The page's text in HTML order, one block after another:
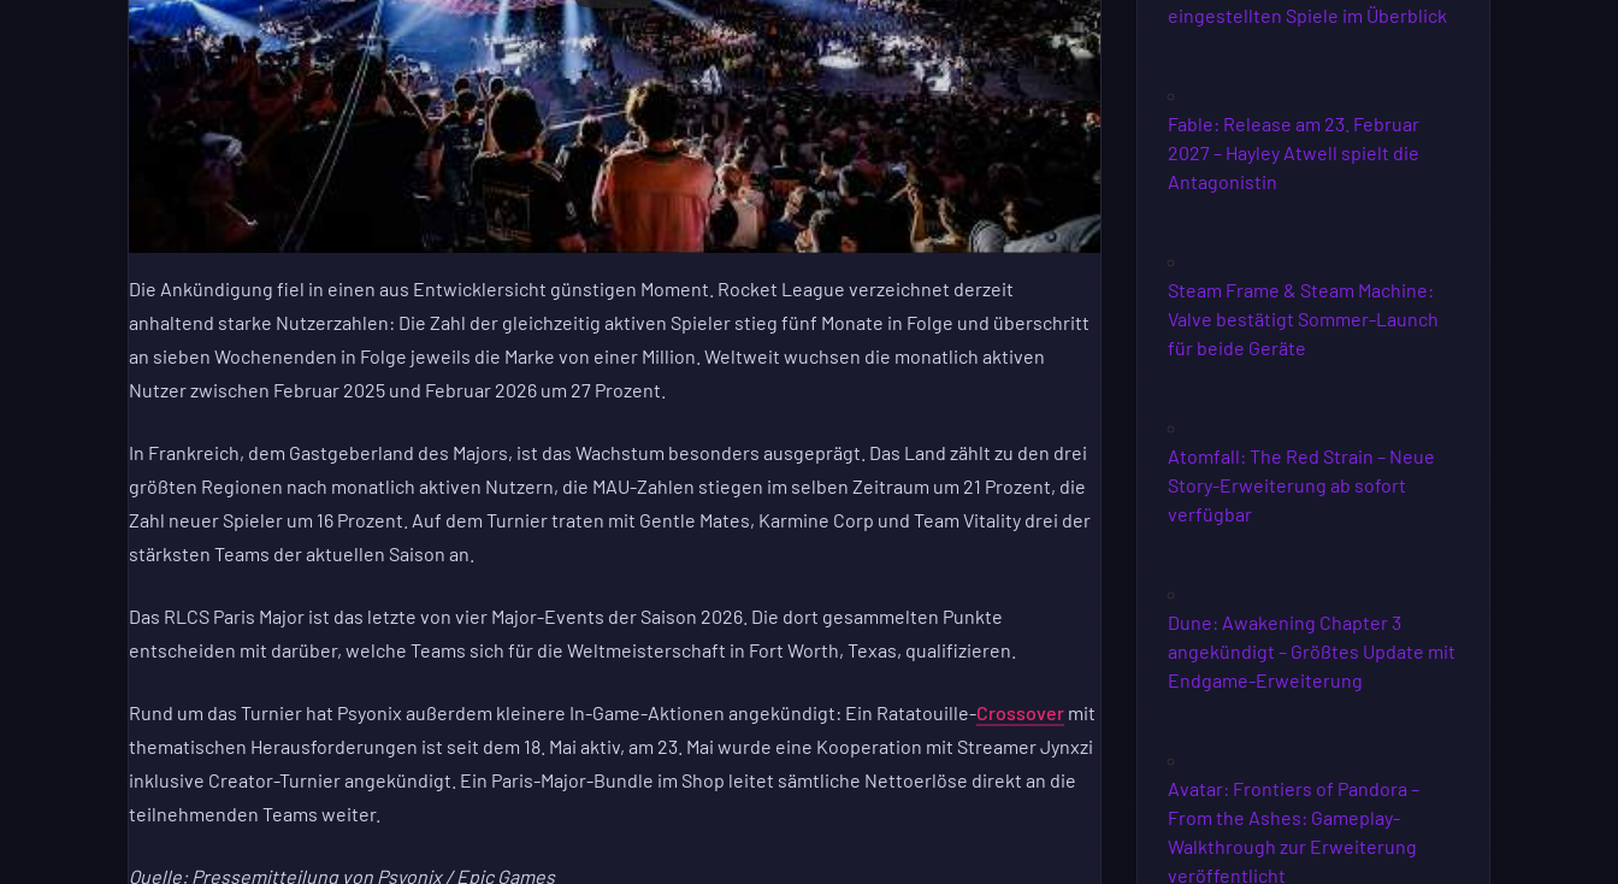
Die Ankündigung fiel in einen aus Entwicklersicht günstigen Moment. Rocket League verzeichnet derzeit
anhaltend starke Nutzerzahlen: Die Zahl der gleichzeitig aktiven Spieler stieg fünf Monate in Folge und überschritt
an sieben Wochenenden in Folge jeweils die Marke von einer Million. Weltweit wuchsen die monatlich aktiven
Nutzer zwischen Februar 2025 und Februar 2026 um 27 Prozent.
In Frankreich, dem Gastgeberland des Majors, ist das Wachstum besonders ausgeprägt. Das Land zählt zu den drei
größten Regionen nach monatlich aktiven Nutzern, die MAU-Zahlen stiegen im selben Zeitraum um 21 Prozent, die
Zahl neuer Spieler um 16 Prozent. Auf dem Turnier traten mit Gentle Mates, Karmine Corp und Team Vitality drei der
stärksten Teams der aktuellen Saison an.
Das RLCS Paris Major ist das letzte von vier Major-Events der Saison 2026. Die dort gesammelten Punkte
entscheiden mit darüber, welche Teams sich für die Weltmeisterschaft in Fort Worth, Texas, qualifizieren.
Rund um das Turnier hat Psyonix außerdem kleinere In-Game-Aktionen angekündigt: Ein Ratatouille-Crossovermit
thematischen Herausforderungen ist seit dem 18. Mai aktiv, am 23. Mai wurde eine Kooperation mit Streamer Jynxzi
inklusive Creator-Turnier angekündigt. Ein Paris-Major-Bundle im Shop leitet sämtliche Nettoerlöse direkt an die
teilnehmenden Teams weiter.
Quelle: Pressemitteilung von Psyonix / Epic Games
eingestellten Spiele im Überblick
Fable: Release am 23. Februar
2027 – Hayley Atwell spielt die
Antagonistin
Steam Frame & Steam Machine:
Valve bestätigt Sommer-Launch
für beide Geräte
Atomfall: The Red Strain – Neue
Story-Erweiterung ab sofort
verfügbar
Dune: Awakening Chapter 3
angekündigt – Größtes Update mit
Endgame-Erweiterung
Avatar: Frontiers of Pandora –
From the Ashes: Gameplay-
Walkthrough zur Erweiterung
veröffentlicht